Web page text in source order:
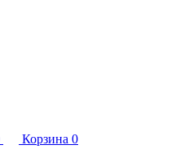
Корзина 0